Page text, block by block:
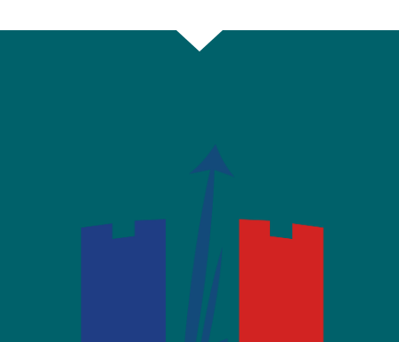
FacebookTwitteremail